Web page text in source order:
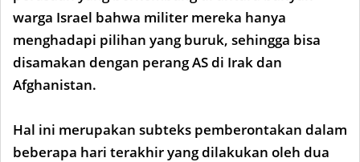
warga Israel bahwa militer mereka hanya
menghadapi pilihan yang buruk, sehingga bisa
disamakan dengan perang AS di Irak dan
Afghanistan.
Hal ini merupakan subteks pemberontakan dalam
beberapa hari terakhir yang dilakukan oleh dua